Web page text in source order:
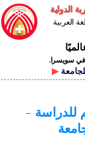
الدولية
العربية
في سويسرا.
▶
للدراسة -